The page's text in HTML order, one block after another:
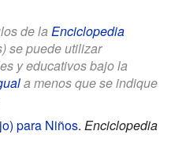
de la Enciclopedia
se puede utilizar
y educativos bajo la
a menos que se indique
para Niños. Enciclopedia